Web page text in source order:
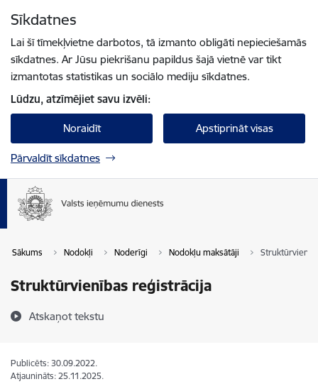
Sīkdatnes
Lai šī tīmekļvietne darbotos, tā izmanto obligāti nepieciešamās
sīkdatnes. Ar Jūsu piekrišanu papildus šajā vietnē var tikt
izmantotas statistikas un sociālo mediju sīkdatnes.
Lūdzu, atzīmējiet savu izvēli:
Noraidīt Apstiprināt visas
Pārvaldīt sīkdatnes
Sākums Nodokļi Noderīgi Nodokļu maksātāji
Struktūrvienības reģistrācija
Atskaņot tekstu
Publicēts: 30.09.2022.
Atjaunināts: 25.11.2025.